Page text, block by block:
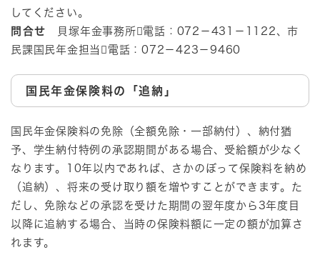
してください。
問合せ 貝塚年金事務所電話：072－431－1122、市
民課国民年金担当電話：072－423－9460
国民年金保険料の「追納」
国民年金保険料の免除（全額免除・一部納付）、納付猶
予、学生納付特例の承認期間がある場合、受給額が少なく
なります。10年以内であれば、さかのぼって保険料を納め
（追納）、将来の受け取り額を増やすことができます。た
だし、免除などの承認を受けた期間の翌年度から3年度目
以降に追納する場合、当時の保険料額に一定の額が加算さ
れます。